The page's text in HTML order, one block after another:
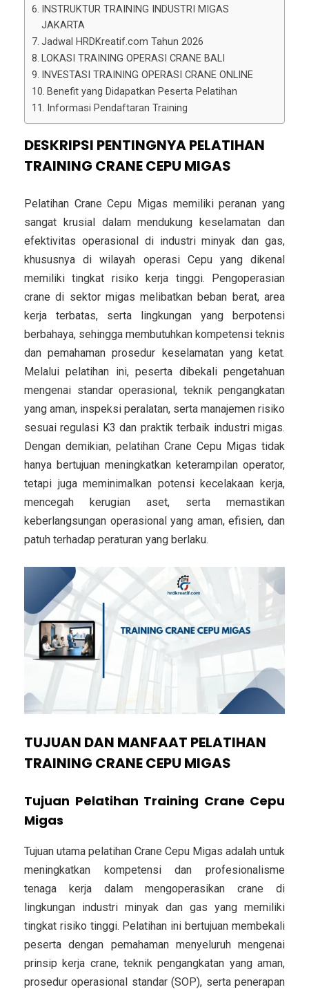
INSTRUKTUR TRAINING INDUSTRI MIGAS
JAKARTA
Jadwal HRDKreatif.com Tahun 2026
LOKASI TRAINING OPERASI CRANE BALI
INVESTASI TRAINING OPERASI CRANE ONLINE
Benefit yang Didapatkan Peserta Pelatihan
Informasi Pendaftaran Training
DESKRIPSI PENTINGNYA PELATIHAN
TRAINING CRANE CEPU MIGAS
Pelatihan Crane Cepu Migas memiliki peranan yang
sangat krusial dalam mendukung keselamatan dan
efektivitas operasional di industri minyak dan gas,
khususnya di wilayah operasi Cepu yang dikenal
memiliki tingkat risiko kerja tinggi. Pengoperasian
crane di sektor migas melibatkan beban berat, area
kerja terbatas, serta lingkungan yang berpotensi
berbahaya, sehingga membutuhkan kompetensi teknis
dan pemahaman prosedur keselamatan yang ketat.
Melalui pelatihan ini, peserta dibekali pengetahuan
mengenai standar operasional, teknik pengangkatan
yang aman, inspeksi peralatan, serta manajemen risiko
sesuai regulasi K3 dan praktik terbaik industri migas.
Dengan demikian, pelatihan Crane Cepu Migas tidak
hanya bertujuan meningkatkan keterampilan operator,
tetapi juga meminimalkan potensi kecelakaan kerja,
mencegah kerugian aset, serta memastikan
keberlangsungan operasional yang aman, efisien, dan
patuh terhadap peraturan yang berlaku.
TUJUAN DAN MANFAAT PELATIHAN
TRAINING CRANE CEPU MIGAS
Tujuan Pelatihan Training Crane Cepu
Migas
Tujuan utama pelatihan Crane Cepu Migas adalah untuk
meningkatkan kompetensi dan profesionalisme
tenaga kerja dalam mengoperasikan crane di
lingkungan industri minyak dan gas yang memiliki
tingkat risiko tinggi. Pelatihan ini bertujuan membekali
peserta dengan pemahaman menyeluruh mengenai
prinsip kerja crane, teknik pengangkatan yang aman,
prosedur operasional standar (SOP), serta penerapan